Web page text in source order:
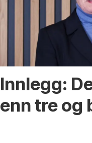
Innlegg:
enn tre og